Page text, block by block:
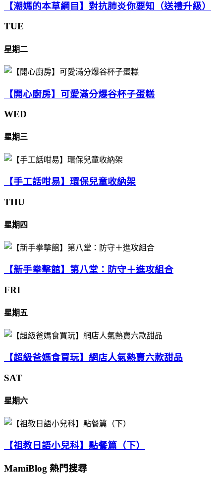
【潮媽的本草綱目】對抗肺炎你要知（送禮升級）
TUE
星期二
【開心廚房】可愛滿分爆谷杯子蛋糕
WED
星期三
【手工話咁易】環保兒童收納架
THU
星期四
【新手拳擊館】第八堂：防守＋進攻組合
FRI
星期五
【超級爸媽食買玩】網店人氣熱賣六款甜品
SAT
星期六
【祖教日語小兒科】點餐篇（下）
MamiBlog 熱門搜尋